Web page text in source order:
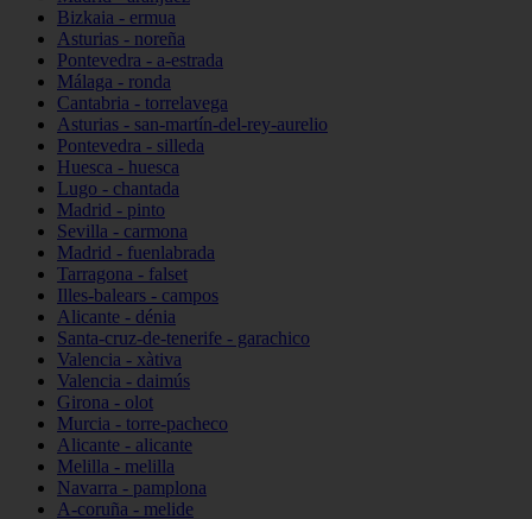
Bizkaia - ermua
Asturias - noreña
Pontevedra - a-estrada
Málaga - ronda
Cantabria - torrelavega
Asturias - san-martín-del-rey-aurelio
Pontevedra - silleda
Huesca - huesca
Lugo - chantada
Madrid - pinto
Sevilla - carmona
Madrid - fuenlabrada
Tarragona - falset
Illes-balears - campos
Alicante - dénia
Santa-cruz-de-tenerife - garachico
Valencia - xàtiva
Valencia - daimús
Girona - olot
Murcia - torre-pacheco
Alicante - alicante
Melilla - melilla
Navarra - pamplona
A-coruña - melide